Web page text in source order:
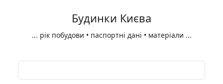
Будинки Києва
... рік побудови • паспортні дані • матеріали ...